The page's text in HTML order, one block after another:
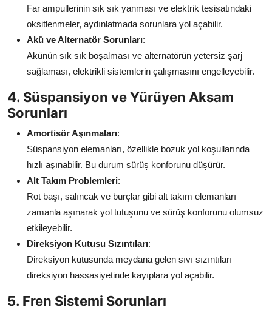
Far ampullerinin sık sık yanması ve elektrik tesisatındaki
oksitlenmeler, aydınlatmada sorunlara yol açabilir.
Akü ve Alternatör Sorunları:
Akünün sık sık boşalması ve alternatörün yetersiz şarj
sağlaması, elektrikli sistemlerin çalışmasını engelleyebilir.
4. Süspansiyon ve Yürüyen Aksam
Sorunları
Amortisör Aşınmaları:
Süspansiyon elemanları, özellikle bozuk yol koşullarında
hızlı aşınabilir. Bu durum sürüş konforunu düşürür.
Alt Takım Problemleri:
Rot başı, salıncak ve burçlar gibi alt takım elemanları
zamanla aşınarak yol tutuşunu ve sürüş konforunu olumsuz
etkileyebilir.
Direksiyon Kutusu Sızıntıları:
Direksiyon kutusunda meydana gelen sıvı sızıntıları
direksiyon hassasiyetinde kayıplara yol açabilir.
5. Fren Sistemi Sorunları